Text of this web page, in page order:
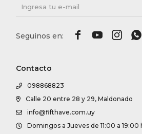
Contacto
098868823
Calle 20 entre 28 y 29, Maldonado
info@fifthave.com.uy
Domingos a Jueves de 11:00 a 19:00
   